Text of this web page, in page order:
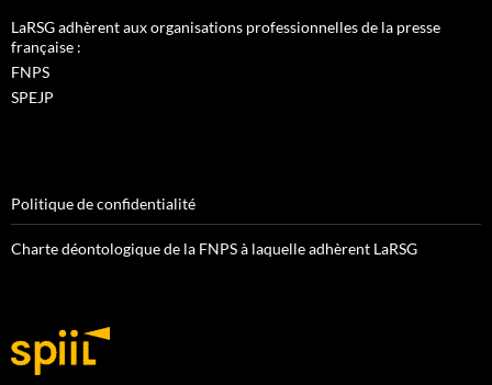
LaRSG adhèrent aux organisations professionnelles de la presse
française :
FNPS
SPEJP
Politique de confidentialité
Charte déontologique de la FNPS à laquelle adhèrent LaRSG